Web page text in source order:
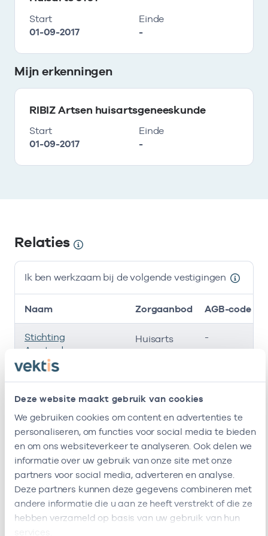
Deze website maakt gebruik van cookies
We gebruiken cookies om content en advertenties te
personaliseren, om functies voor social media te bieden
en om ons websiteverkeer te analyseren. Ook delen we
informatie over uw gebruik van onze site met onze
partners voor social media, adverteren en analyse.
Deze partners kunnen deze gegevens combineren met
andere informatie die u aan ze heeft verstrekt of die ze
hebben verzameld op basis van uw gebruik van hun
Start
01-09-2017
Einde
-
Mijn erkenningen
RIBIZ Artsen huisartsgeneeskunde
Start
01-09-2017
Einde
-
Relaties
Ik ben werkzaam bij de volgende vestigingen
Ik ben werkzaam bij de volgende vestigingen
Naam Zorgaanbod AGB-code
Stichting
Amsterdamse
Gezondheidscentra
Huisarts -
De Keyzer
Huisarts
Hb Waarnemingen Huisarts -
Ik heb een arbeidsrelatie met
Naam Rol AGB-code